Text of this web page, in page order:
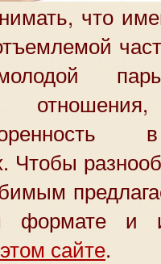
что
Чтобы
формате и
сайте.